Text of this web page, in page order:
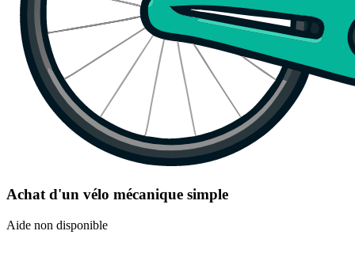
Achat d'un vélo mécanique simple
Aide non disponible